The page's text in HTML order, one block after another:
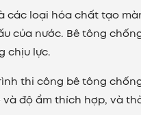
các loại hóa chất tạo
của nước. Bê tông
chịu lực.
thi công bê tông
độ ẩm thích hợp, và